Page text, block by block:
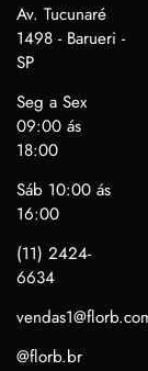
Av. Tucunaré
1498 - Barueri -
SP
Seg a Sex
09:00 ás
18:00
Sáb 10:00 ás
16:00
(11) 2424-
6634
@florb.br